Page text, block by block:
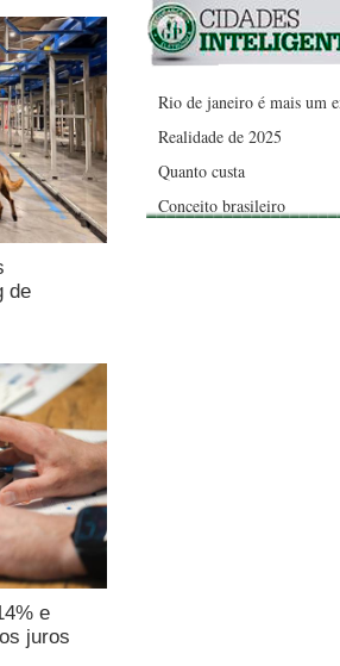
de
e
juros
Rio de janeiro é mais um
Realidade de 2025
Quanto custa
Conceito brasileiro